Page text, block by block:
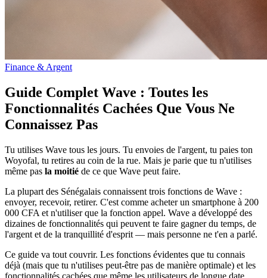
Finance & Argent
Guide Complet Wave : Toutes les
Fonctionnalités Cachées Que Vous Ne
Connaissez Pas
Tu utilises Wave tous les jours. Tu envoies de l'argent, tu paies ton
Woyofal, tu retires au coin de la rue. Mais je parie que tu n'utilises
même pas la moitié de ce que Wave peut faire.
La plupart des Sénégalais connaissent trois fonctions de Wave :
envoyer, recevoir, retirer. C'est comme acheter un smartphone à 200
000 CFA et n'utiliser que la fonction appel. Wave a développé des
dizaines de fonctionnalités qui peuvent te faire gagner du temps, de
l'argent et de la tranquillité d'esprit — mais personne ne t'en a parlé.
Ce guide va tout couvrir. Les fonctions évidentes que tu connais
déjà (mais que tu n'utilises peut-être pas de manière optimale) et les
fonctionnalités cachées que même les utilisateurs de longue date